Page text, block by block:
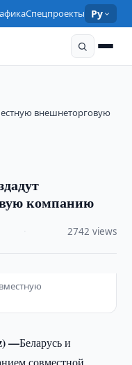
Спецпроекты Ру
внешнеторговую
компанию
2742 views
—Беларусь и
совместной